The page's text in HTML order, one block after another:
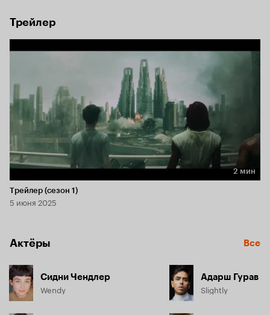
Трейлер
Длительность 2 мин
2 мин
Трейлер (сезон 1)
5 июня 2025
Актёры Все
Сидни Чендлер
Wendy
Адарш Гурав
Slightly